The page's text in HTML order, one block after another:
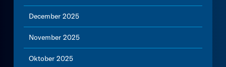
December 2025
November 2025
Oktober 2025